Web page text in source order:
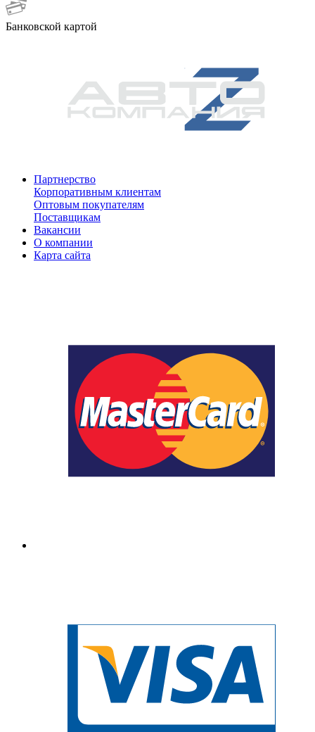
Банковской картой
Партнерство
Корпоративным клиентам
Оптовым покупателям
Поставщикам
Вакансии
О компании
Карта сайта